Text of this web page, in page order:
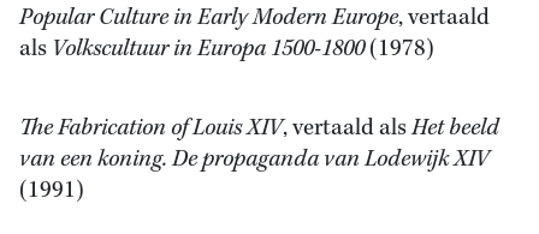
Popular Culture in Early Modern Europe, vertaald
als Volkscultuur in Europa 1500-1800(1978)
The Fabrication of Louis XIV, vertaald alsHet beeld
van een koning.De propaganda van Lodewijk XIV
(1991)